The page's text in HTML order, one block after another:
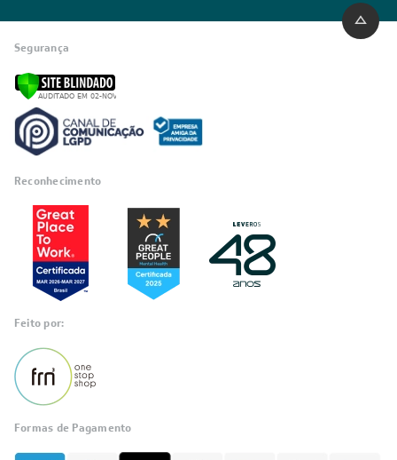
Segurança
Reconhecimento
Feito por:
Formas de Pagamento